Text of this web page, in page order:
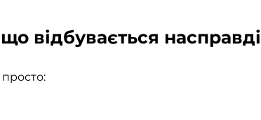
відбувається насправді